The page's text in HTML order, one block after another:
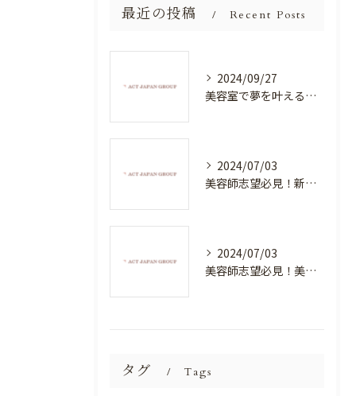
最近の投稿 Recent Posts
2024/09/27
美容室で夢を叶える！自分を磨く新たなチャンス
2024/07/03
美容師志望必見！新たな価値を創造する美容室でハイレベルな技術を学べる環境
2024/07/03
美容師志望必見！美容室NEWSTANDARDで最高のスキルアップを目指そう！
タグ Tags